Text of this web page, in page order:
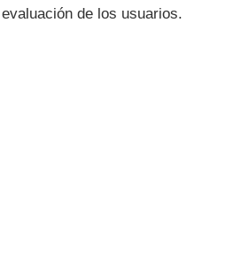
de los usuarios.